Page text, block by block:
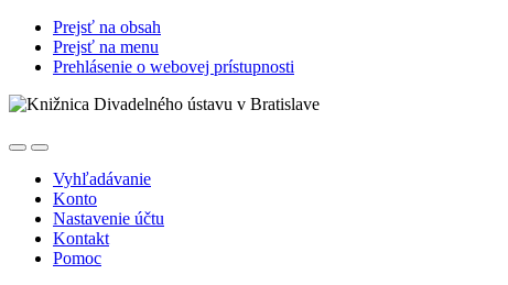
Prejsť na obsah
Prejsť na menu
Prehlásenie o webovej prístupnosti
Vyhľadávanie
Konto
Nastavenie účtu
Kontakt
Pomoc